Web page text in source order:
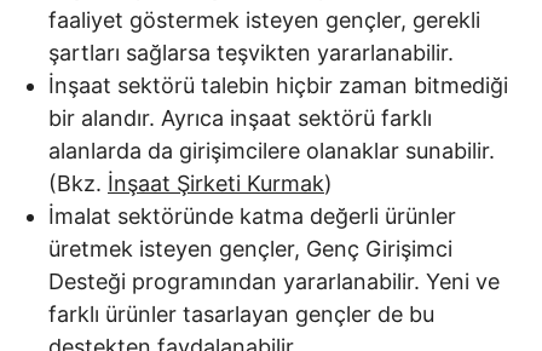
faaliyet göstermek isteyen gençler, gerekli
şartları sağlarsa teşvikten yararlanabilir.
İnşaat sektörü talebin hiçbir zaman bitmediği
bir alandır. Ayrıca inşaat sektörü farklı
alanlarda da girişimcilere olanaklar sunabilir.
(Bkz. İnşaat Şirketi Kurmak)
İmalat sektöründe katma değerli ürünler
üretmek isteyen gençler, Genç Girişimci
Desteği programından yararlanabilir. Yeni ve
farklı ürünler tasarlayan gençler de bu